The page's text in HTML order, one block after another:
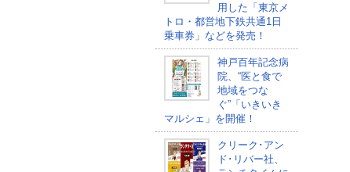
用した「東京メ
トロ・都営地下鉄共通1日
乗車券」などを発売！
神戸百年記念病
院、“医と食で
地域をつな
ぐ”「いきいき
マルシェ」を開催！
クリーク･アン
ド･リバー社、